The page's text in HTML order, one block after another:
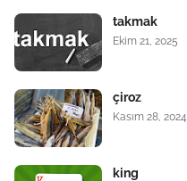
takmak
Ekim 21, 2025
çiroz
Kasım 28, 2024
king